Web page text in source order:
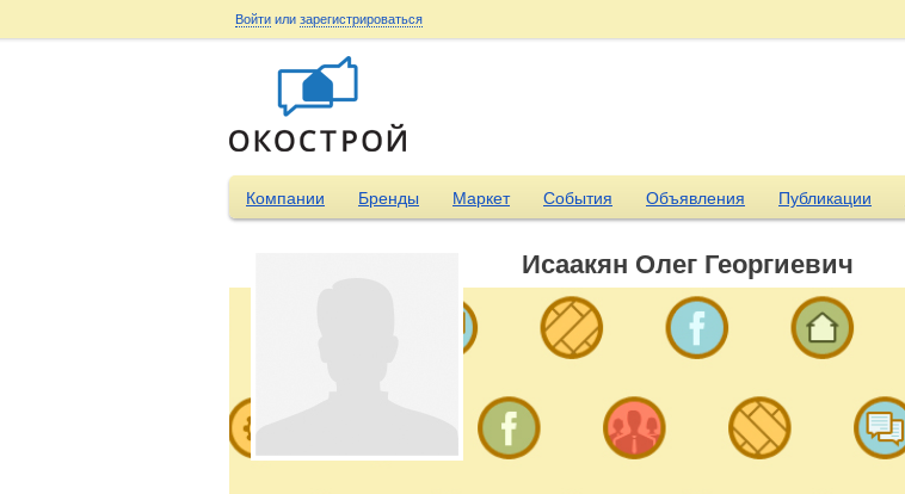
Войти или зарегистрироваться
Компании Бренды Маркет События Объявления Публикации
Исаакян Олег Георгиевич